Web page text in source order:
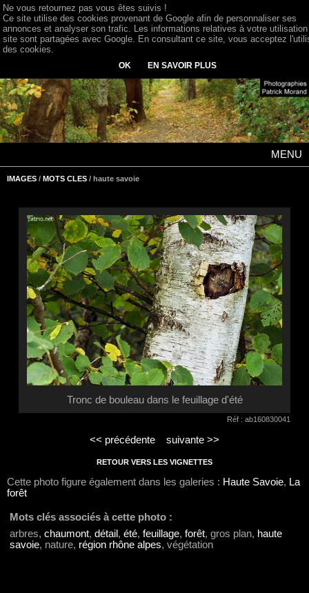
MENU
IMAGES / MOTS CLES / haute savoie
Tronc de bouleau dans le feuillage d'été
Réf : ab160830041
<< précédente suivante >>
RETOUR VERS LES VIGNETTES
Cette photo figure également dans les galeries : Haute Savoie, La
forêt
Mots clés associés à cette photo :
arbres, chaumont, détail , été, feuillage, forêt, gros plan, haute
savoie, nature, région rhône alpes, végétation
Ne vous retournez pas vous êtes suivis !
Ce site utilise des cookies provenant de Google afin de personnaliser ses
annonces et analyser son trafic. Les informations relatives à votre
site sont partagées avec Google. En consultant ce site, vous acceptez
des cookies.
OK EN SAVOIR PLUS